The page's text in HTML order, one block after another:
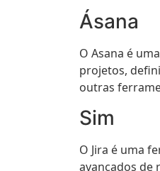
Ásana
O Asana é
projetos,
outras
Sim
O Jira é uma
avançados de